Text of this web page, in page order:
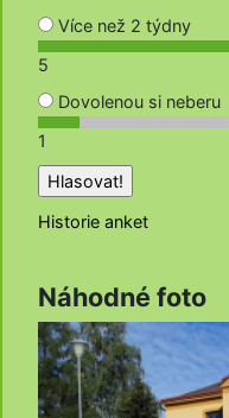
Více než 2 týdny
5
Dovolenou si neberu
1
Historie anket
Náhodné foto